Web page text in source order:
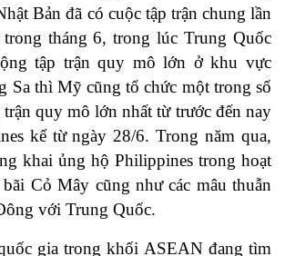
Bản đã có cuộc tập trận chung lần
tháng 6, trong lúc Trung Quốc
tập trận quy mô lớn ở khu vực
Sa thì Mỹ cũng tổ chức một trong số
quy mô lớn nhất từ trước đến nay
kể từ ngày 28/6. Trong năm qua,
khai ủng hộ Philippines trong hoạt
Cỏ Mây cũng như các mâu thuẫn
với Trung Quốc.
gia trong khối ASEAN đang tìm